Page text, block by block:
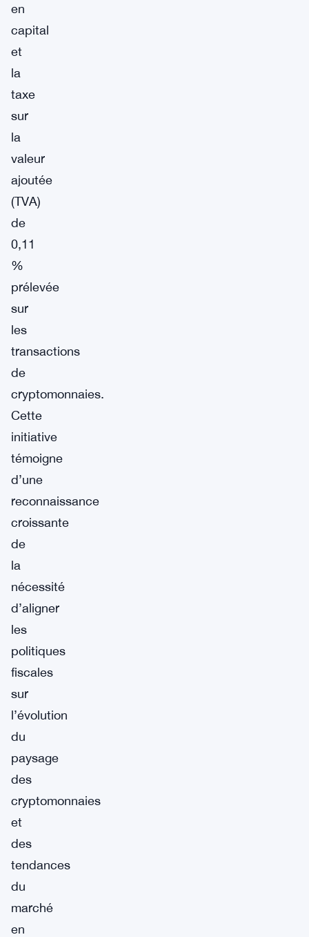
en
capital
et
la
taxe
sur
la
valeur
ajoutée
(TVA)
de
0,11
%
prélevée
sur
les
transactions
de
cryptomonnaies.
Cette
initiative
témoigne
d’une
reconnaissance
croissante
de
la
nécessité
d’aligner
les
politiques
fiscales
sur
l’évolution
du
paysage
des
cryptomonnaies
et
des
tendances
du
marché
en